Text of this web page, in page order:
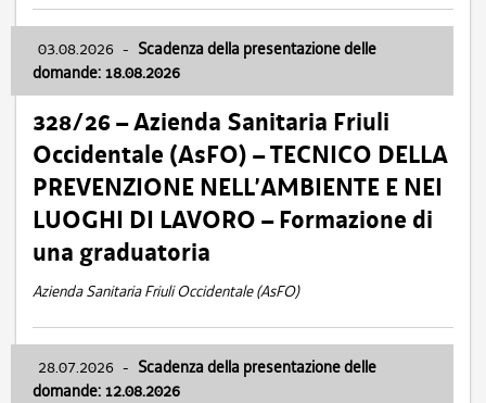
03.08.2026 - Scadenza della presentazione delle
domande: 18.08.2026
328/26 – Azienda Sanitaria Friuli
Occidentale (AsFO) – TECNICO DELLA
PREVENZIONE NELL’AMBIENTE E NEI
LUOGHI DI LAVORO – Formazione di
una graduatoria
Azienda Sanitaria Friuli Occidentale (AsFO)
28.07.2026 - Scadenza della presentazione delle
domande: 12.08.2026